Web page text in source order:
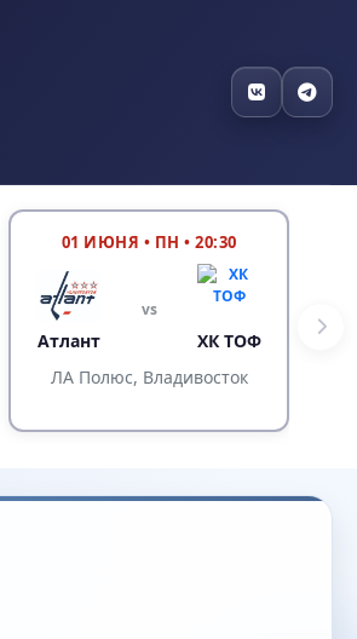
01 ИЮНЯ • ПН • 20:30
Атлант
vs
ХК ТОФ
ЛА Полюс, Владивосток